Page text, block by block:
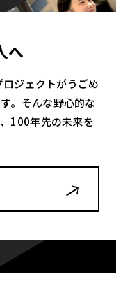
へ
ジェクトがうごめ
。そんな野心的な
100年先の未来を